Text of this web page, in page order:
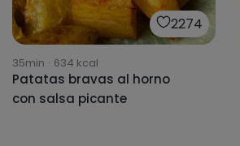
2274
35min · 634 kcal
Patatas bravas al horno
con salsa picante